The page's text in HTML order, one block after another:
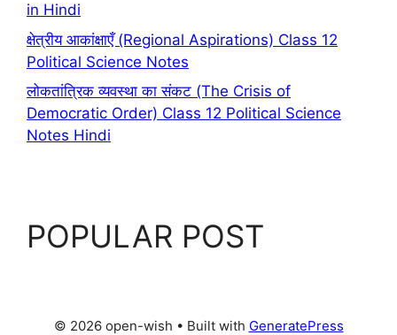
in Hindi
क्षेत्रीय आकांक्षाएँ (Regional Aspirations) Class 12
Political Science Notes
लोकतांत्रिक व्यवस्था का संकट (The Crisis of
Democratic Order) Class 12 Political Science
Notes Hindi
POPULAR POST
© 2026 open-wish • Built with GeneratePress